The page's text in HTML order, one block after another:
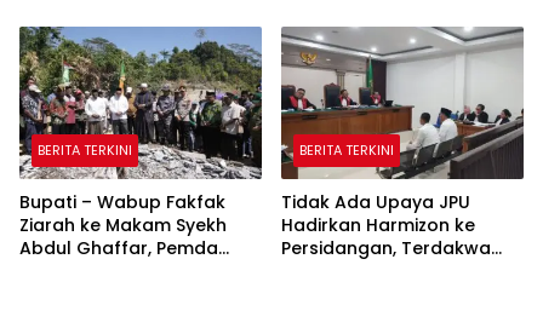
Papua
Papua
BERITA TERKINI
Bupati – Wabup Fakfak
Ziarah ke Makam Syekh
Abdul Ghaffar, Pemda
BERITA TERKINI
Tidak Ada Upaya JPU
Hadirkan Harmizon ke
Persidangan, Terdakwa